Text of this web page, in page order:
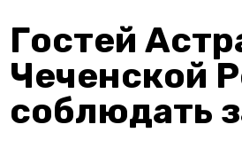
Гостей
Чеченской
соблюдать